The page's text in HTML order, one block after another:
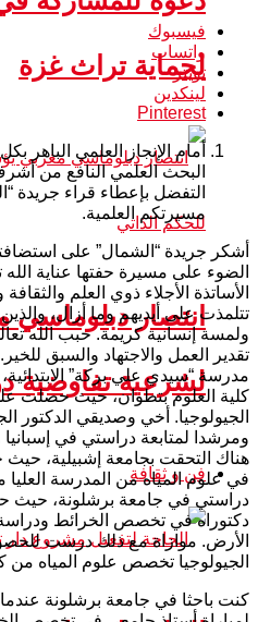
لحماية تراث غزة
انتصار
لشرعية تفاوضية
فن و ثقافة
فيسبوك
واتساب
تويتر
لينكدين
Pinterest
أمام الإنجاز العلمي الباهر
البحث العلمي النافع من
التفضل بإعطاء قراء جريدة
مسيرتكم العلمية.
أشكر جريدة “الشمال” على
الضوء على مسيرة حفتها عناية
الأساتذة الأجلاء ذوي العلم
تتلمذت على أيديهم وما أزال،
ولمسة إنسانية كريمة. حبب الله
تقدير العمل والاجتهاد والسبق
مدرسة “سيدي علي بركة”
كلية العلوم بتطوان، حيث حصلت
الجيولوجيا. أخي وصديقي
ومرشدا لمتابعة دراستي في
هناك التحقت بجامعة إشبيلية،
في علوم المياه من المدرسة العليا
دراستي في جامعة برشلونة،
دكتوراه في تخصص الخرائط
الأرض. موازاة مع ذلك درست
الجيولوجيا تخصص علوم المياه من
كنت باحثا في جامعة برشلونة